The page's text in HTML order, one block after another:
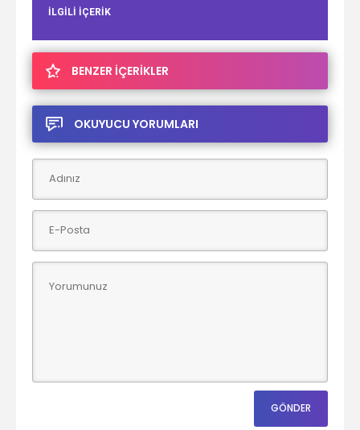
ILGILI IÇERIK
BENZER İÇERİKLER
OKUYUCU YORUMLARI